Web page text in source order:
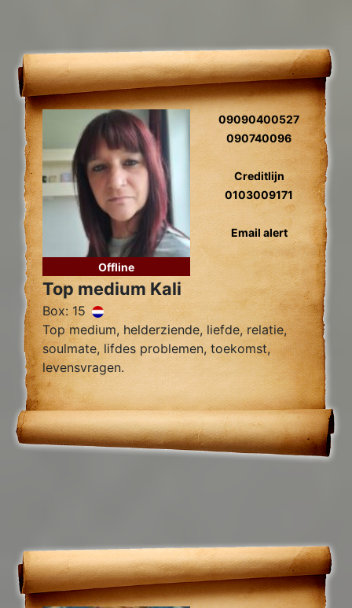
Offline
09090400527
090740096
Creditlijn
0103009171
Email alert
Top medium Kali
Box: 15
Top medium, helderziende, liefde, relatie,
soulmate, lifdes problemen, toekomst,
levensvragen.